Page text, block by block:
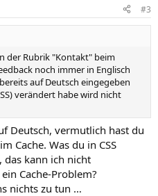
#3
der Rubrik "Kontakt" beim
noch immer in Englisch
auf Deutsch eingegeben
verändert habe wird nicht
Deutsch, vermutlich hast du
Cache. Was du in CSS
das kann ich nicht
Cache-Problem?
nichts zu tun …